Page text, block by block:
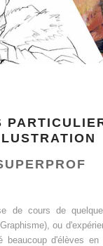
de cours de
ou
beaucoup d'élèves